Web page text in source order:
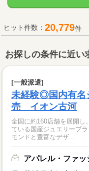
ヒット件数： 20,779件
お探しの条件に近い
[一般派遣]
未経験◎国内有名
売 イオン古河
全国に約160店舗を展開し
ている国産ジュエリーブ
モンドと豊富なデザ...
アパレル・ファ